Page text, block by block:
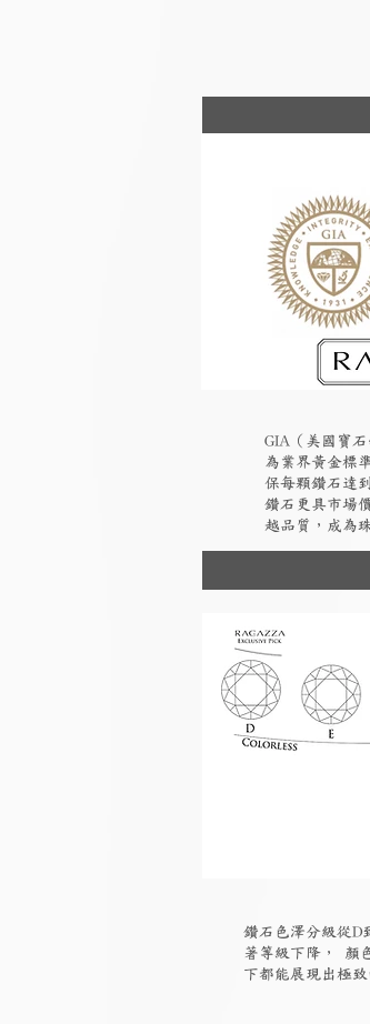
GIA（美國寶
為業界黃金標
保每顆鑽石達
鑽石更具市場
越品質，成為
鑽石色澤分級從D
著等級下降， 顏
下都能展現出極